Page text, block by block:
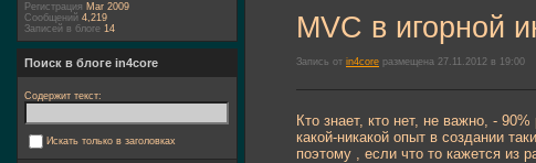
MVC в игорной
Запись от in4core размещена 27.11.2012 в 19:00
Кто знает, кто нет, не важно, -
какой-никакой опыт в создании
поэтому , если что то кажется из
Регистрация Mar 2009
Сообщений 4,219
Записей в блоге 14
Поиск в блоге in4core
Содержит текст:
Искать только в заголовках